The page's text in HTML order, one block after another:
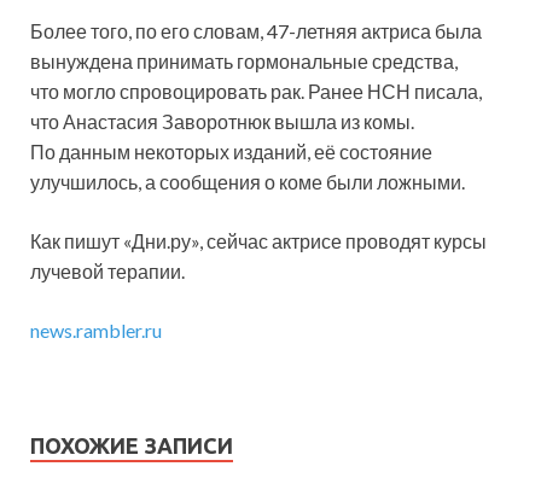
Более того, по его словам, 47-летняя актриса была
вынуждена принимать гормональные средства,
что могло спровоцировать рак. Ранее НСН писала,
что Анастасия Заворотнюк вышла из комы.
По данным некоторых изданий, её состояние
улучшилось, а сообщения о коме были ложными.
Как пишут «Дни.ру», сейчас актрисе проводят курсы
лучевой терапии.
news.rambler.ru
ПОХОЖИЕ ЗАПИСИ